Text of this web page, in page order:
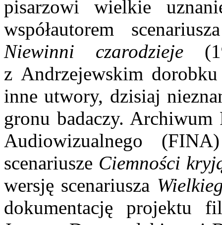
pisarzowi wielkie
współautorem
Niewinni czarodzieje
z Andrzejewskim
inne utwory, dzisiaj
gronu badaczy.
Audiowizualnego
scenariusze Ciemności
wersję scenariusza
dokumentację projektu